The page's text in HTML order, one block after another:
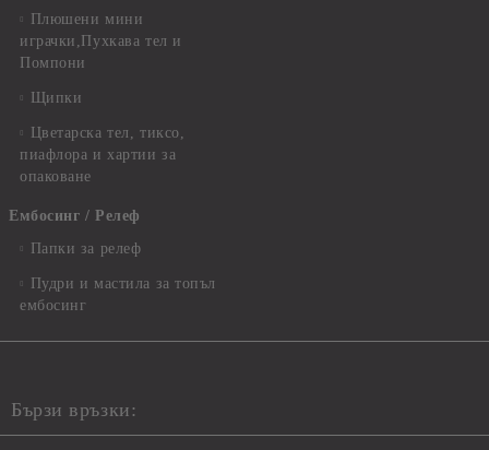
Плюшени мини
играчки,Пухкава тел и
Помпони
Щипки
Цветарска тел, тиксо,
пиафлора и хартии за
опаковане
Ембосинг / Релеф
Папки за релеф
Пудри и мастила за топъл
ембосинг
Бързи връзки: